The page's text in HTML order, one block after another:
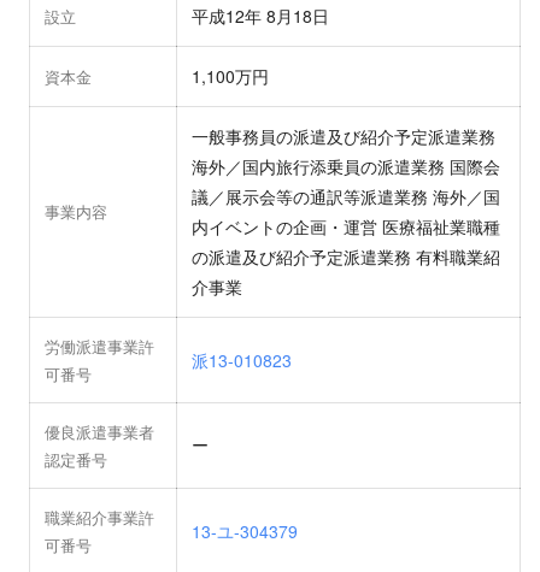
設立 平成12年 8月18日
資本金 1,100万円
事業内容
一般事務員の派遣及び紹介予定派遣業務
海外／国内旅行添乗員の派遣業務 国際会
議／展示会等の通訳等派遣業務 海外／国
内イベントの企画・運営 医療福祉業職種
の派遣及び紹介予定派遣業務 有料職業紹
介事業
労働派遣事業許
可番号
派13-010823
優良派遣事業者
認定番号
ー
職業紹介事業許
可番号
13-ユ-304379